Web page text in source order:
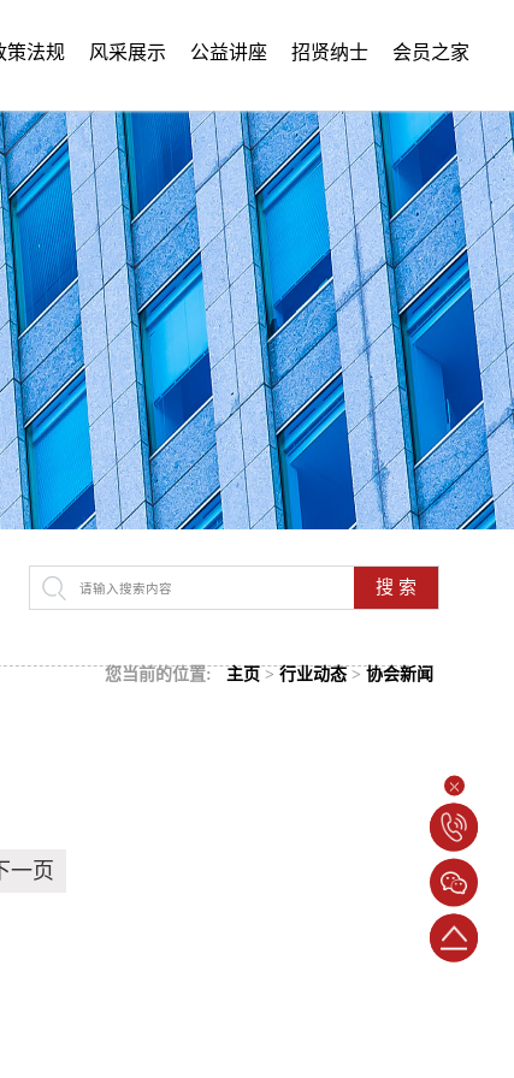
策法规 风采展示 公益讲座 招贤纳士 会员之家
电
话：
024-
返
搜 索
您当前的位置: 主页 >行业动态 >协会新闻
下一页